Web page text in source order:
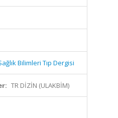
Bilimleri Tıp Dergisi
TR DİZİN (ULAKBİM)